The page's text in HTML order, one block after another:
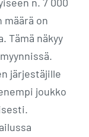
määrä on
Tämä näkyy
järjestäjille
joukko